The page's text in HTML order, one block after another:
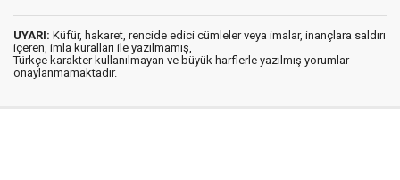
UYARI: Küfür, hakaret, rencide edici cümleler veya imalar, inançlara saldırı
içeren, imla kuralları ile yazılmamış,
Türkçe karakter kullanılmayan ve büyük harflerle yazılmış yorumlar
onaylanmamaktadır.